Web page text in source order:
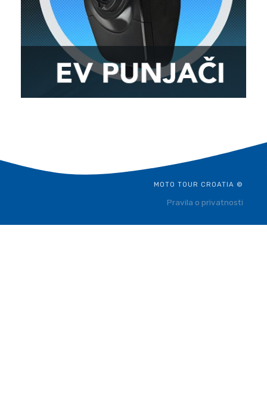
MOTO TOUR CROATIA ©
Pravila o privatnosti